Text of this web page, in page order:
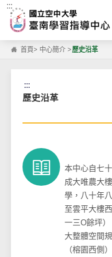
跳到主要內容區塊
:::
首頁> 中心簡介 > 歷史沿革
:::
歷史沿革
本中心自七
成大唯農大
學，八十年
至雲平大樓
一三Ο餘坪）
大整體空間
（榕園西側